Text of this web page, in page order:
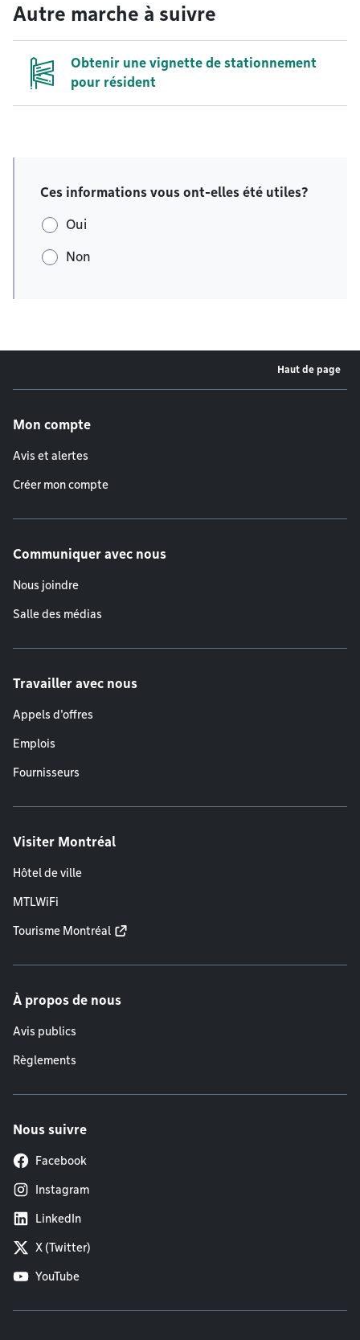
Autre marche à suivre
Obtenir une vignette de stationnement
pour résident
Ces informations vous ont-elles été utiles?
Oui
Non
Haut de page
Mon compte
Avis et alertes
Créer mon compte
Communiquer avec nous
Nous joindre
Salle des médias
Travailler avec nous
Appels d'offres
Emplois
Fournisseurs
Visiter Montréal
Hôtel de ville
MTLWiFi
Tourisme Montréal
À propos de nous
Avis publics
Règlements
Nous suivre
Facebook
Instagram
LinkedIn
X (Twitter)
YouTube